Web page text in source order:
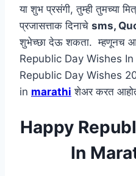
या शुभ प्रसंगी, तुम्ही तुमच्या
प्रजासत्ताक दिनाचे sms,
शुभेच्छा देऊ शकता. म्हणूनच
Republic Day Wishes
Republic Day Wishes
in marathi शेअर करत
Happy
In